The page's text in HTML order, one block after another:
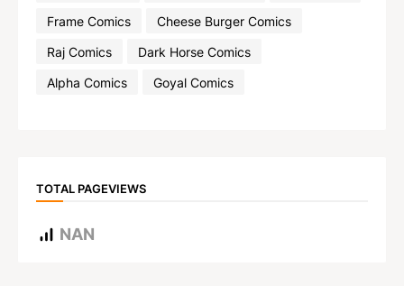
Frame Comics
Cheese Burger Comics
Raj Comics
Dark Horse Comics
Alpha Comics
Goyal Comics
TOTAL PAGEVIEWS
NAN